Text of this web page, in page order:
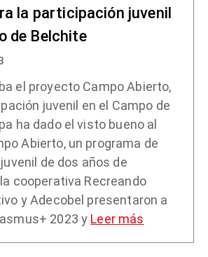
la participación juvenil
de Belchite
el proyecto Campo Abierto,
juvenil en el Campo de
ha dado el visto bueno al
Abierto, un programa de
de dos años de
cooperativa Recreando
y Adecobel presentaron a
2023 y Leer más